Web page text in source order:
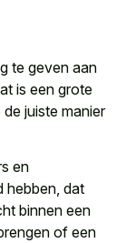
te geven aan
is een grote
juiste manier
en
hebben, dat
binnen een
of een